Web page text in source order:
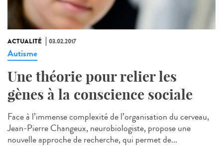
ACTUALITÉ 03.02.2017
Autisme
Une théorie pour relier les
gènes à la conscience sociale
Face à l’immense complexité de l’organisation du cerveau,
Jean-Pierre Changeux, neurobiologiste, propose une
nouvelle approche de recherche, qui permet de...